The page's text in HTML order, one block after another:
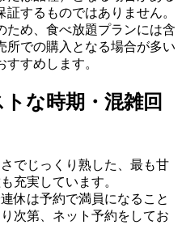
するものではありません。
ため、食べ放題プランには含
所での購入となる場合が多い
すめします。
な時期・混雑回
さでじっくり熟した、最も甘
充実しています。
連休は予約で満員になること
次第、ネット予約をしてお